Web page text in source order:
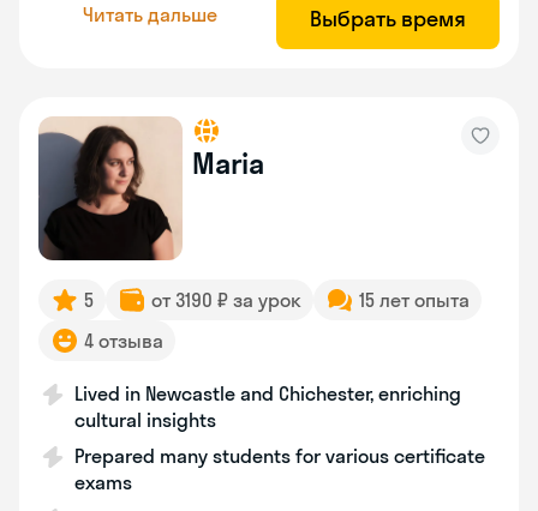
Читать дальше Выбрать время
Maria
5 от 3190 ₽ за урок
15 лет опыта
4 отзыва
Lived in Newcastle and Chichester, enriching
cultural insights
Prepared many students for various certificate
exams